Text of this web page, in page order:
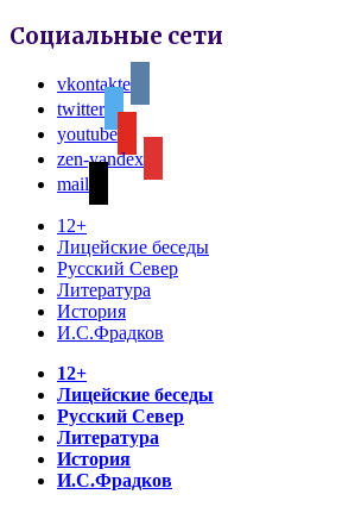
Социальные сети
vkontakte
twitter
youtube
zen-yandex
mail
12+
Лицейские беседы
Русский Север
Литература
История
И.С.Фрадков
12+
Лицейские беседы
Русский Север
Литература
История
И.С.Фрадков